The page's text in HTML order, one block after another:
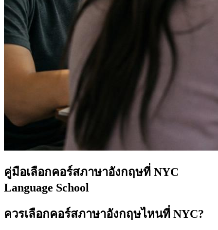
คู่มือเลือกคอร์สภาษาอังกฤษที่ NYC
Language School
ควรเลือกคอร์สภาษาอังกฤษไหนที่ NYC?